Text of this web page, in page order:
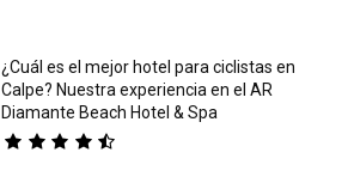
¿Cuál es el mejor hotel para ciclistas en
Calpe? Nuestra experiencia en el AR
Diamante Beach Hotel & Spa